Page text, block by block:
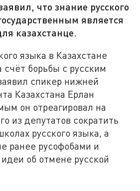
что знание русского
является
казахстанце.
языка в Казахстане
счёт борьбы с русским
спикер нижней
Казахстана Ерлан
он отреагировал на
из депутатов сократить
русского языка, а
ранее русофобами и
об отмене русской